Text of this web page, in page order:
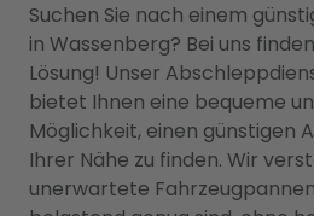
Suchen Sie nach einem
in Wassenberg? Bei uns
Lösung! Unser
bietet Ihnen eine bequeme
Möglichkeit, einen günstigen
Ihrer Nähe zu finden. Wir
unerwartete